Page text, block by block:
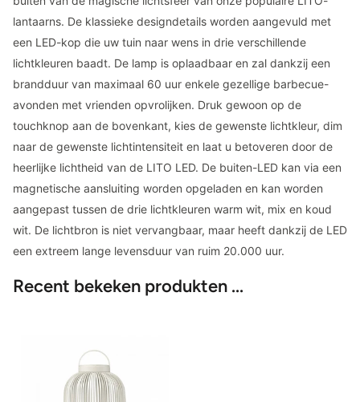
lantaarns. De klassieke designdetails worden aangevuld met
een LED-kop die uw tuin naar wens in drie verschillende
lichtkleuren baadt. De lamp is oplaadbaar en zal dankzij een
brandduur van maximaal 60 uur enkele gezellige barbecue-
avonden met vrienden opvrolijken. Druk gewoon op de
touchknop aan de bovenkant, kies de gewenste lichtkleur, dim
naar de gewenste lichtintensiteit en laat u betoveren door de
heerlijke lichtheid van de LITO LED. De buiten-LED kan via een
magnetische aansluiting worden opgeladen en kan worden
aangepast tussen de drie lichtkleuren warm wit, mix en koud
wit. De lichtbron is niet vervangbaar, maar heeft dankzij de LED
een extreem lange levensduur van ruim 20.000 uur.
Recent bekeken produkten ...